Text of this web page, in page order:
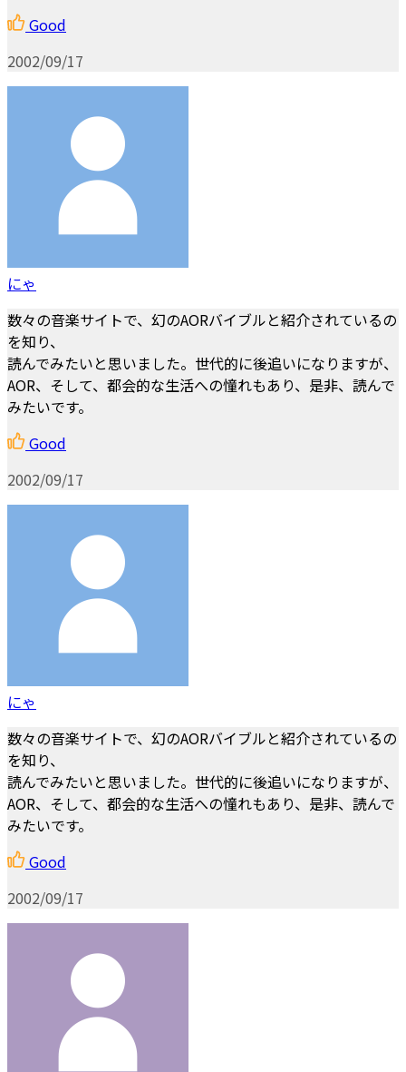
Good
2002/09/17
にゃ
数々の音楽サイトで、幻のAORバイブルと紹介されているの
を知り、
読んでみたいと思いました。世代的に後追いになりますが、
AOR、そして、都会的な生活への憧れもあり、是非、読んで
みたいです。
Good
2002/09/17
にゃ
数々の音楽サイトで、幻のAORバイブルと紹介されているの
を知り、
読んでみたいと思いました。世代的に後追いになりますが、
AOR、そして、都会的な生活への憧れもあり、是非、読んで
みたいです。
Good
2002/09/17